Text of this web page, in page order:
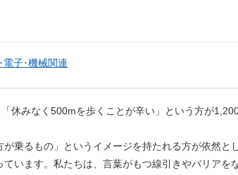
電子･機械関連
休みなく500mを歩くことが辛い」という方が
乗るもの」というイメージを持たれる方が依然と
います。私たちは、言葉がもつ線引きやバリアを